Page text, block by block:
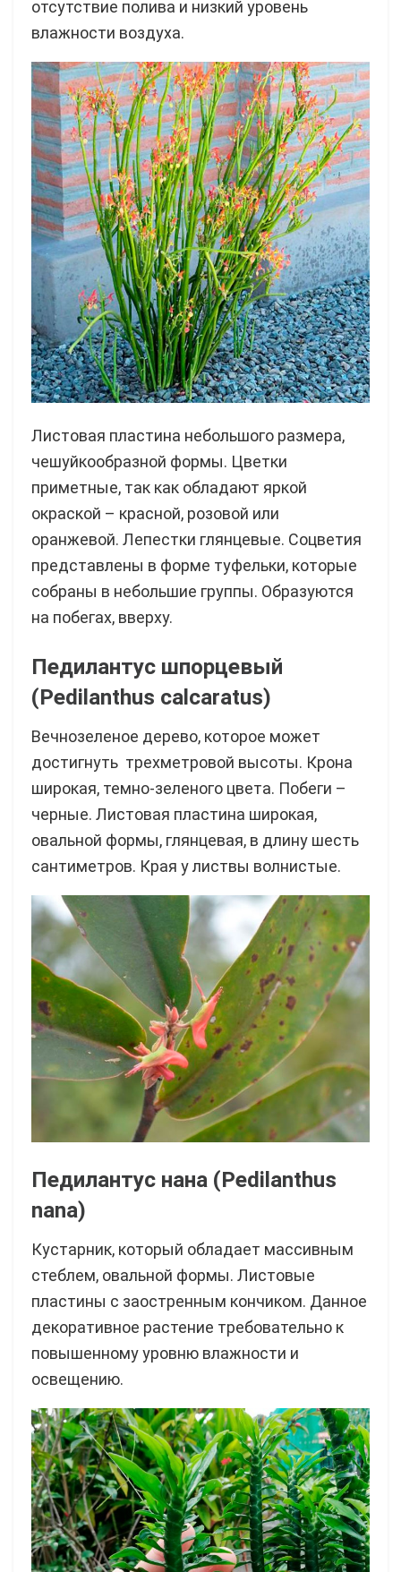
отсутствие полива и низкий уровень
влажности воздуха.
Листовая пластина небольшого размера,
чешуйкообразной формы. Цветки
приметные, так как обладают яркой
окраской – красной, розовой или
оранжевой. Лепестки глянцевые. Соцветия
представлены в форме туфельки, которые
собраны в небольшие группы. Образуются
на побегах, вверху.
Педилантус шпорцевый
(Pedilanthus calcaratus)
Вечнозеленое дерево, которое может
достигнуть трехметровой высоты. Крона
широкая, темно-зеленого цвета. Побеги –
черные. Листовая пластина широкая,
овальной формы, глянцевая, в длину шесть
сантиметров. Края у листвы волнистые.
Педилантус нана (Pedilanthus
nana)
Кустарник, который обладает массивным
стеблем, овальной формы. Листовые
пластины с заостренным кончиком. Данное
декоративное растение требовательно к
повышенному уровню влажности и
освещению.